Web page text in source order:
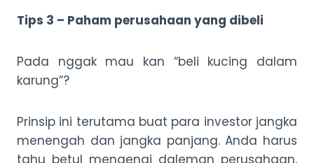
Tips 3 – Paham perusahaan yang dibeli
Pada nggak mau kan “beli kucing dalam
karung”?
Prinsip ini terutama buat para investor jangka
menengah dan jangka panjang. Anda harus
tahu betul mengenai daleman perusahaan,